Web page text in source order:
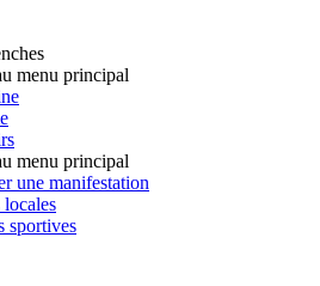
menu principal
menu principal
une manifestation
locales
sportives